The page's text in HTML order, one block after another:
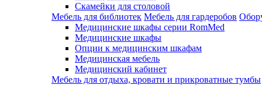
Скамейки для столовой
Мебель для библиотек Мебель для гардеробов
Медицинские шкафы серии RomMed
Медицинские шкафы
Опции к медицинским шкафам
Медицинская мебель
Медицинский кабинет
Мебель для отдыха, кровати и прикроватные тумбы